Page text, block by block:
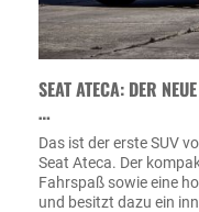
SEAT ATECA: DER
…
Das ist der erste SUV
Seat Ateca. Der
Fahrspaß sowie eine
und besitzt dazu ein